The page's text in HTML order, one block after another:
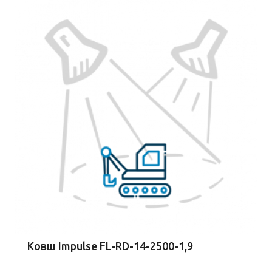
Ковш Impulse FL-RD-14-2500-1,9